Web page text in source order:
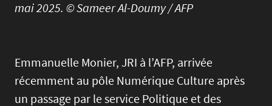
mai 2025. © Sameer Al-Doumy / AFP
Emmanuelle Monier, JRI à l’AFP, arrivée
récemment au pôle Numérique Culture après
un passage par le service Politique et des